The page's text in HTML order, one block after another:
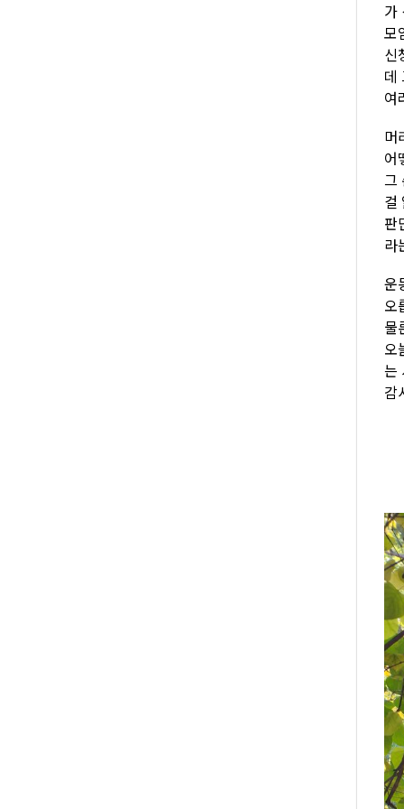
가
모
신
데
여
머
어
그
걸
판
라
운
오
물
오
는
감